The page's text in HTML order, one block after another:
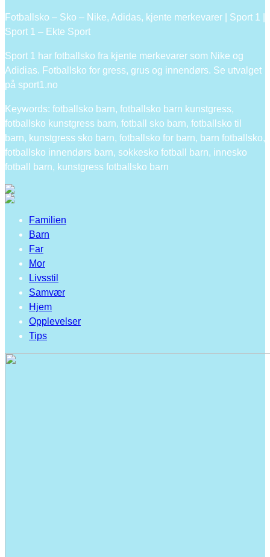
Fotballsko – Sko – Nike, Adidas, kjente merkevarer | Sport 1 |
Sport 1 – Ekte Sport
Sport 1 har fotballsko fra kjente merkevarer som Nike og
Adidias. Fotballsko for gress, grus og innendørs. Se utvalget
på sport1.no
Keywords: fotballsko barn, fotballsko barn kunstgress,
fotballsko kunstgress barn, fotball sko barn, fotballsko til
barn, kunstgress sko barn, fotballsko for barn, barn fotballsko,
fotballsko innendørs barn, sokkesko fotball barn, innesko
fotball barn, kunstgress fotballsko barn
Familien
Barn
Far
Mor
Livsstil
Samvær
Hjem
Opplevelser
Tips